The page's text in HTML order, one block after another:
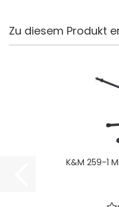
Zu diesem Produkt
K&M 259-1